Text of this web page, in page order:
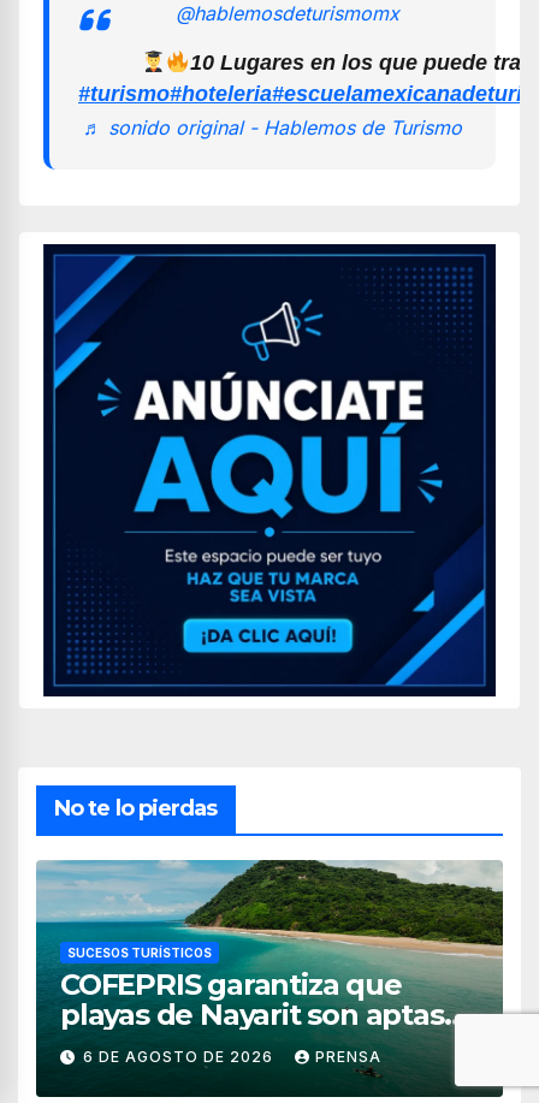
@hablemosdeturismomx
10 Lugares en los que puede
#turismo#hoteleria
♬ sonido original - Hablemos de Turismo
No te lo pierdas
SUCESOS TURÍSTICOS
COFEPRIS garantiza que
playas de Nayarit son aptas
para uso recreativo
6 DE AGOSTO DE 2026 PRENSA